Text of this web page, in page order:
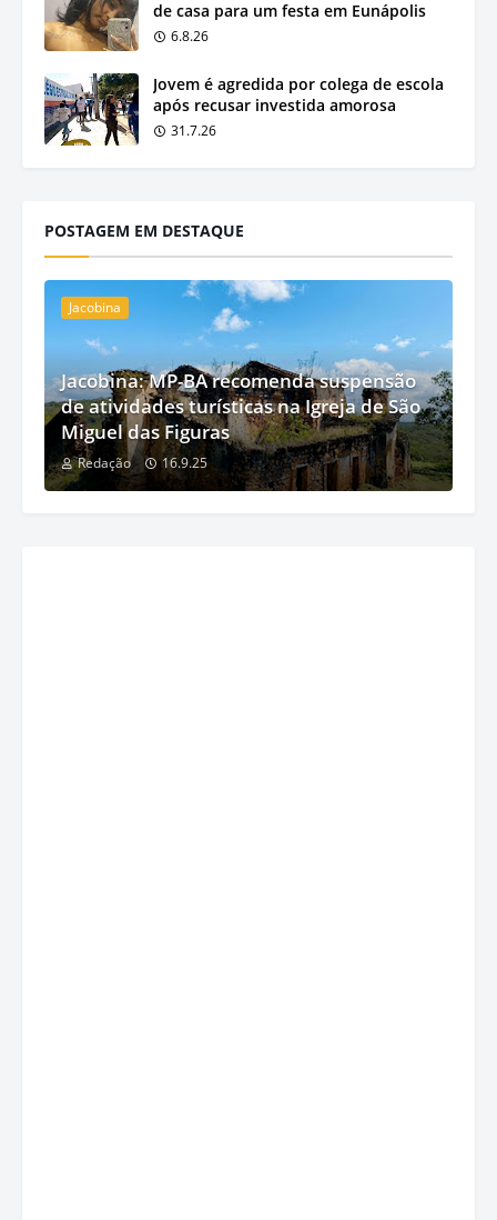
de casa para um festa em Eunápolis
6.8.26
Jovem é agredida por colega de escola
após recusar investida amorosa
31.7.26
POSTAGEM EM DESTAQUE
Jacobina
Jacobina: MP-BA recomenda suspensão
de atividades turísticas na Igreja de São
Miguel das Figuras
Redação 16.9.25